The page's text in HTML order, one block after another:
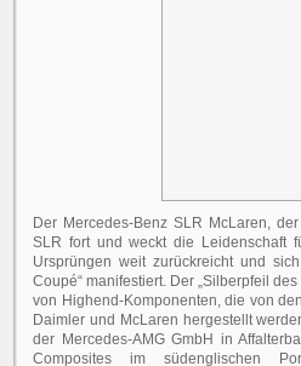
Der Mercedes-Benz SLR McLaren,
SLR fort und weckt die Leidenschaft
Ursprüngen weit zurückreicht und
Coupé“ manifestiert. Der „Silberpfeil
von Highend-Komponenten, die von
Daimler und McLaren hergestellt
der Mercedes-AMG GmbH in
Composites im südenglischen